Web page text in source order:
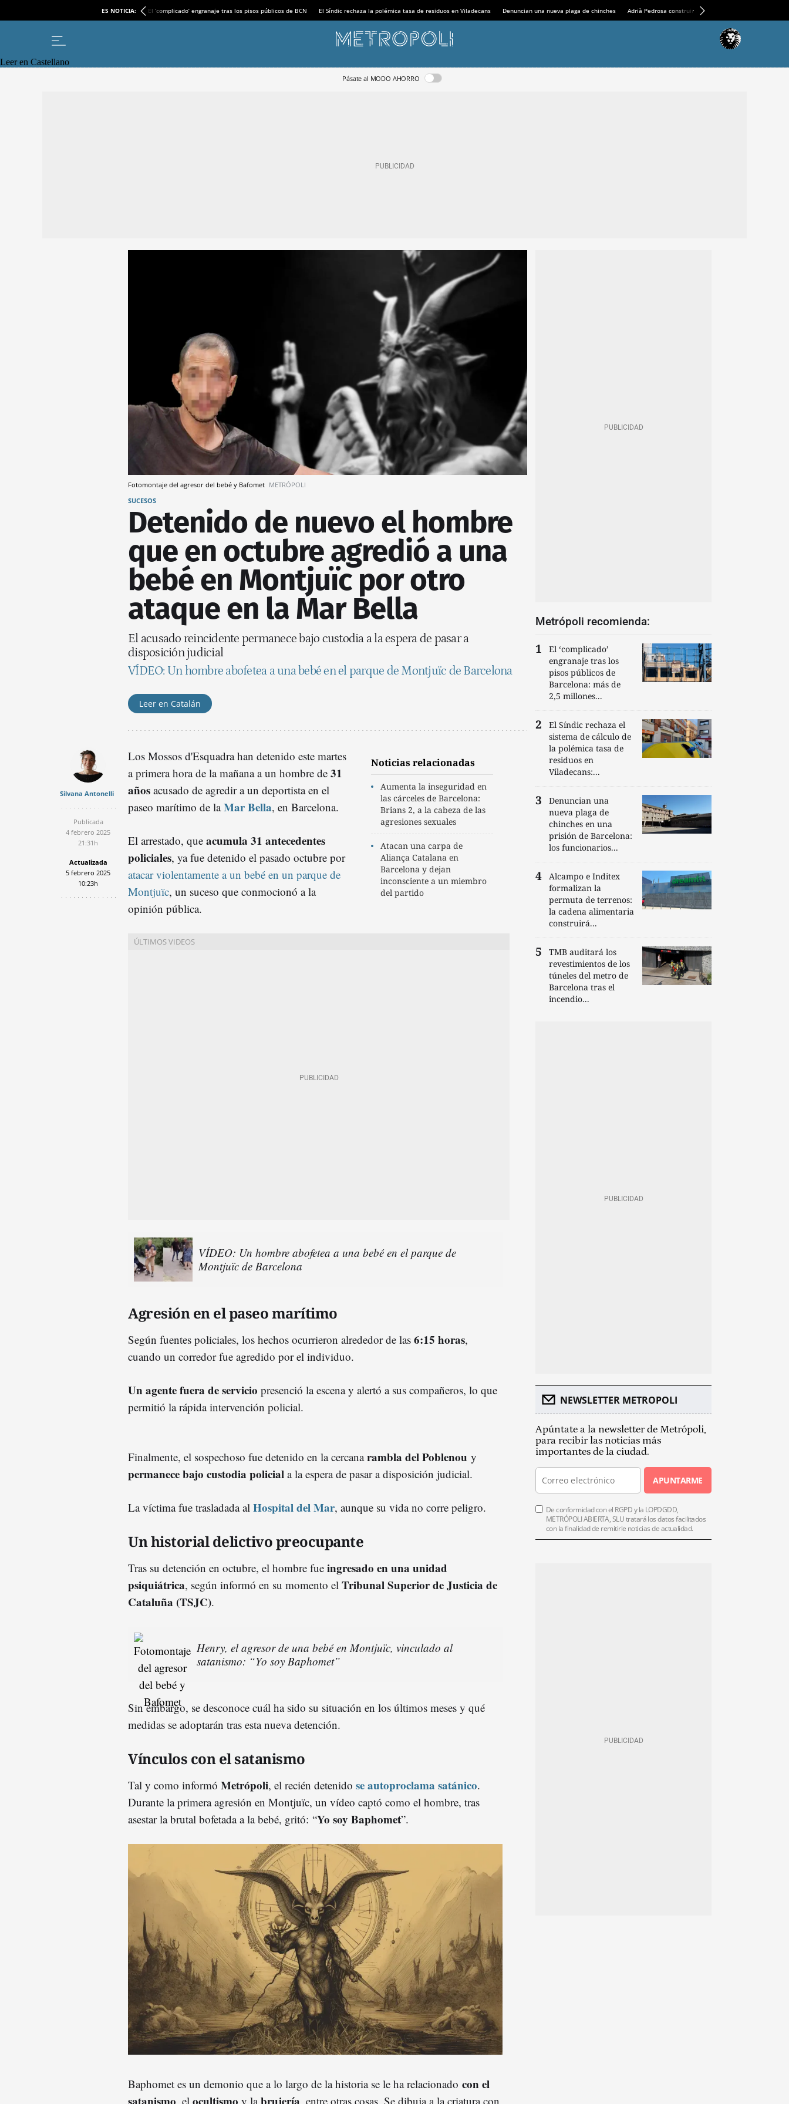
ES NOTICIA: El ‘complicado’ engranaje tras los pisos públicos de BCN El Síndic rechaza la polémica tasa de residuos en Viladecans Denuncian una nueva plaga de chinches Adrià Pedrosa construirá la nueva residencia en el
Leer en Castellano
Pásate al MODO AHORRO
Fotomontaje del agresor del bebé y Bafomet METRÓPOLI
SUCESOS
Detenido de nuevo el hombre
que en octubre agredió a una
bebé en Montjuïc por otro
ataque en la Mar Bella
El acusado reincidente permanece bajo custodia a la espera de pasar a
disposición judicial
VÍDEO: Un hombre abofetea a una bebé en el parque de Montjuïc de Barcelona
Leer en Catalán
Silvana Antonelli
Publicada
4 febrero 2025
21:31h
Actualizada
5 febrero 2025
10:23h
Noticias relacionadas
Aumenta la inseguridad en
las cárceles de Barcelona:
Brians 2, a la cabeza de las
agresiones sexuales
Atacan una carpa de
Aliança Catalana en
Barcelona y dejan
inconsciente a un miembro
del partido
Los Mossos d'Esquadra han detenido este martes
a primera hora de la mañana a un hombre de 31
años acusado de agredir a un deportista en el
paseo marítimo de laMar Bella, en Barcelona.
El arrestado, que acumula 31 antecedentes
policiales, ya fue detenido el pasado octubre por
atacar violentamente a un bebé en un parque de
Montjuïc, un suceso que conmocionó a la
opinión pública.
VÍDEO: Un hombre abofetea a una bebé en el parque de
Montjuïc de Barcelona
Agresión en el paseo marítimo
Según fuentes policiales, los hechos ocurrieron alrededor de las 6:15 horas,
cuando un corredor fue agredido por el individuo.
Un agente fuera de servicio presenció la escena y alertó a sus compañeros, lo que
permitió la rápida intervención policial.
Finalmente, el sospechoso fue detenido en la cercanarambla del Poblenou y
permanece bajo custodia policial a la espera de pasar a disposición judicial.
La víctima fue trasladada al Hospital del Mar, aunque su vida no corre peligro.
Un historial delictivo preocupante
Tras su detención en octubre, el hombre fue ingresado en una unidad
psiquiátrica, según informó en su momento el Tribunal Superior de Justicia de
Cataluña (TSJC).
Henry, el agresor de una bebé en Montjuïc, vinculado al
satanismo: “Yo soy Baphomet”
Sin embargo, se desconoce cuál ha sido su situación en los últimos meses y qué
medidas se adoptarán tras esta nueva detención.
Vínculos con el satanismo
Tal y como informó Metrópoli, el recién detenido se autoproclama satánico.
Durante la primera agresión en Montjuïc, un vídeo captó como el hombre, tras
asestar la brutal bofetada a la bebé, gritó: “Yo soy Baphomet”.
Baphomet es un demonio que a lo largo de la historia se le ha relacionado con el
satanismo , el ocultismo y la brujería , entre otras cosas. Se dibuja a la criatura con
Metrópoli recomienda:
El ‘complicado’
engranaje tras los
pisos públicos de
Barcelona: más de
2,5 millones...
El Síndic rechaza el
sistema de cálculo de
la polémica tasa de
residuos en
Viladecans:...
Denuncian una
nueva plaga de
chinches en una
prisión de Barcelona:
los funcionarios...
Alcampo e Inditex
formalizan la
permuta de terrenos:
la cadena alimentaria
construirá...
TMB auditará los
revestimientos de los
túneles del metro de
Barcelona tras el
incendio...
NEWSLETTER METROPOLI
Apúntate a la newsletter de Metrópoli,
para recibir las noticias más
importantes de la ciudad.
APUNTARME
De conformidad con el RGPD y la LOPDGDD,
METRÓPOLI ABIERTA, SLU tratará los datos facilitados
con la finalidad de remitirle noticias de actualidad.